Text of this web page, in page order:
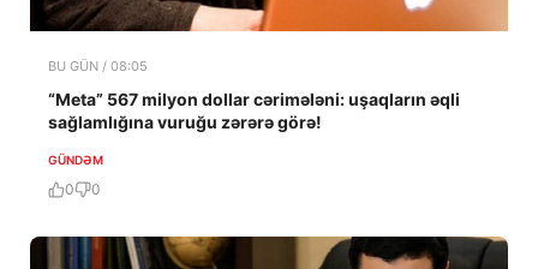
BU GÜN / 08:05
“Meta” 567 milyon dollar cərimələni: uşaqların əqli
sağlamlığına vuruğu zərərə görə!
GÜNDƏM
0 0